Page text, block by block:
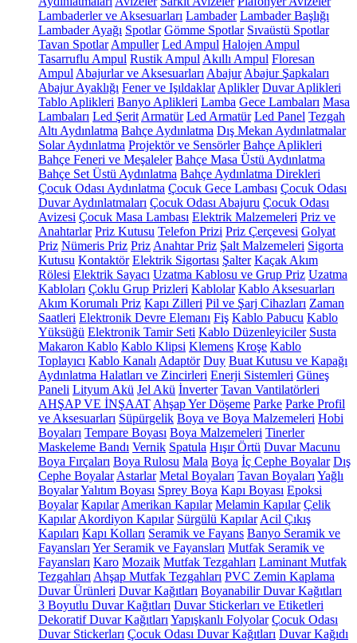
Lambaderler ve Aksesuarları Lambader Lambader Başlığı
Lambader Ayağı Spotlar Gömme Spotlar Sıvaüstü Spotlar
Tavan Spotlar Ampuller Led Ampul Halojen Ampul
Tasarruflu Ampul Rustik Ampul Akıllı Ampul Floresan
Ampul Abajurlar ve Aksesuarları Abajur Abajur Şapkaları
Abajur Ayaklığı Fener ve Işıldaklar Aplikler Duvar Aplikleri
Tablo Aplikleri Banyo Aplikleri Lamba Gece Lambaları Masa
Lambaları Led Şerit Armatür Led Armatür Led Panel Tezgah
Altı Aydınlatma Bahçe Aydınlatma Dış Mekan Aydınlatmalar
Solar Aydınlatma Projektör ve Sensörler Bahçe Aplikleri
Bahçe Feneri ve Meşaleler Bahçe Masa Üstü Aydınlatma
Bahçe Set Üstü Aydınlatma Bahçe Aydınlatma Direkleri
Çocuk Odası Aydınlatma Çocuk Gece Lambası Çocuk Odası
Duvar Aydınlatmaları Çocuk Odası Abajuru Çocuk Odası
Avizesi Çocuk Masa Lambası Elektrik Malzemeleri Priz ve
Anahtarlar Priz Kutusu Telefon Prizi Priz Çerçevesi Golyat
Priz Nümeris Priz Priz Anahtar Priz Şalt Malzemeleri Sigorta
Kutusu Kontaktör Elektrik Sigortası Şalter Kaçak Akım
Rölesi Elektrik Sayacı Uzatma Kablosu ve Grup Priz Uzatma
Kabloları Çoklu Grup Prizleri Kablolar Kablo Aksesuarları
Akım Korumalı Priz Kapı Zilleri Pil ve Şarj Cihazları Zaman
Saatleri Elektronik Devre Elemanı Fiş Kablo Pabucu Kablo
Yüksüğü Elektronik Tamir Seti Kablo Düzenleyiciler Susta
Makaron Kablo Kablo Klipsi Klemens Kroşe Kablo
Toplayıcı Kablo Kanalı Adaptör Duy Buat Kutusu ve Kapağı
Aydınlatma Halatları ve Zincirleri Enerji Sistemleri Güneş
Paneli Lityum Akü Jel Akü İnverter Tavan Vantilatörleri
AHŞAP VE İNŞAAT Ahşap Yer Döşeme Parke Parke Profil
ve Aksesuarları Süpürgelik Boya ve Boya Malzemeleri Hobi
Boyaları Tempare Boyası Boya Malzemeleri Tinerler
Maskeleme Bandı Vernik Spatula Hışır Örtü Duvar Macunu
Boya Fırçaları Boya Rulosu Mala Boya İç Cephe Boyalar Dış
Cephe Boyalar Astarlar Metal Boyaları Tavan Boyaları Yağlı
BoyalarYalıtım Boyası Sprey Boya Kapı Boyası Epoksi
Boyalar Kapılar Amerikan Kapılar Melamin Kapılar Çelik
Kapılar Akordiyon Kapılar Sürgülü Kapılar Acil Çıkış
Kapıları Kapı Kolları Seramik ve Fayans Banyo Seramik ve
Fayansları Yer Seramik ve Fayansları Mutfak Seramik ve
Fayansları Karo Mozaik Mutfak Tezgahları Laminant Mutfak
Tezgahları Ahşap Mutfak Tezgahları PVC Zemin Kaplama
Duvar Ürünleri Duvar Kağıtları Boyanabilir Duvar Kağıtları
3 Boyutlu Duvar Kağıtları Duvar Stickerları ve Etiketleri
Dekoratif Duvar Kağıtları Yapışkanlı Folyolar Çocuk Odası
Duvar Stickerları Çocuk Odası Duvar Kağıtları Duvar Kağıdı